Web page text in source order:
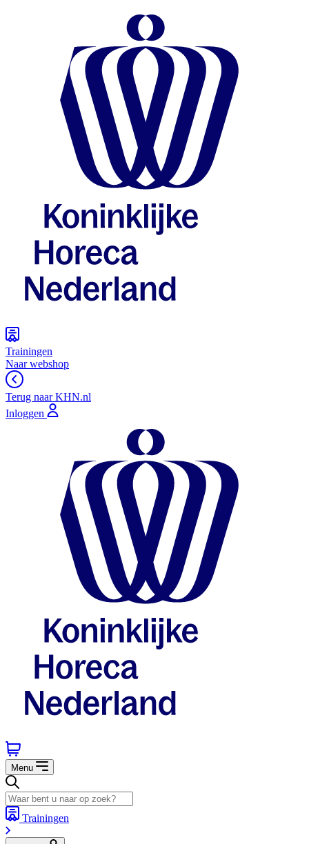
Trainingen
Naar webshop
Terug naar KHN.nl
Inloggen
Menu
Trainingen